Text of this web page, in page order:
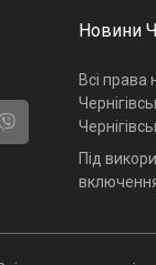
Новини
Всі права
Під